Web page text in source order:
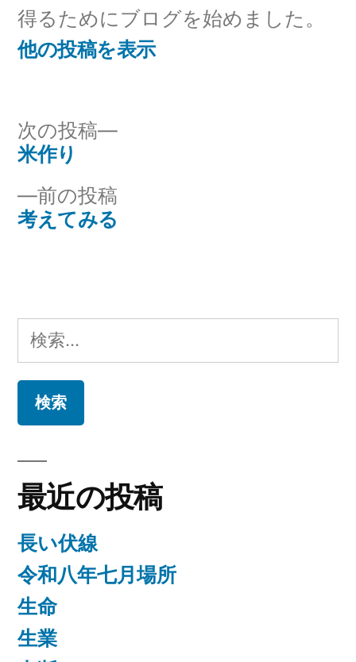
得るためにブログを始めました。
他の投稿を表示
投
稿
ナ
ゲ
シ
ョ
前の投稿
考えてみる
次の投稿
次
米作り
検
索:
最近の投稿
長い伏線
令和八年七月場所
生命
生業